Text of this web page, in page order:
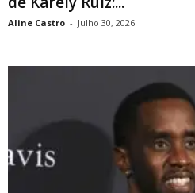
Aline Castro - Julho 30, 2026